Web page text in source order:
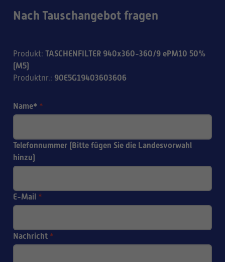
Nach Tauschangebot fragen
Produkt: TASCHENFILTER 940x360-360/9 ePM10 50%
(M5)
Produktnr.: 90E5G19403603606
Name* *
Telefonnummer (Bitte fügen Sie die Landesvorwahl
hinzu)
E-Mail *
Nachricht *